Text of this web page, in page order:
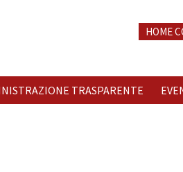
HOME
TRASPARENTE